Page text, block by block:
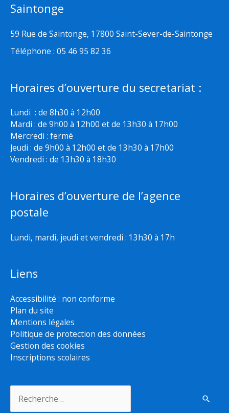
Saintonge
59 Rue de Saintonge, 17800 Saint-Sever-de-Saintonge
Téléphone : 05 46 95 82 36
Horaires d’ouverture du secretariat :
Lundi : de 8h30 à 12h00
Mardi : de 9h00 à 12h00 et de 13h30 à 17h00
Mercredi : fermé
Jeudi : de 9h00 à 12h00 et de 13h30 à 17h00
Vendredi : de 13h30 à 18h30
Horaires d’ouverture de l’agence
postale
Lundi, mardi, jeudi et vendredi : 13h30 à 17h
Liens
Accessibilité : non conforme
Plan du site
Mentions légales
Politique de protection des données
Gestion des cookies
Inscriptions scolaires